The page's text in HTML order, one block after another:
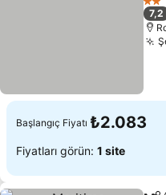
2
7,2
Başlangıç Fiyatı ₺2.083
Fiyatları görün: 1 site